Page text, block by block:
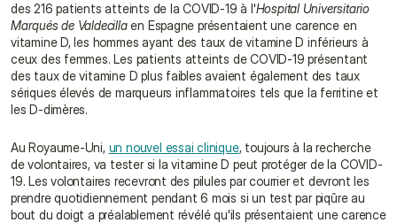
des 216 patients atteints de la COVID-19 à l'Hospital Universitario
Marqués de Valdecilla en Espagne présentaient une carence en
vitamine D, les hommes ayant des taux de vitamine D inférieurs à
ceux des femmes. Les patients atteints de COVID-19 présentant
des taux de vitamine D plus faibles avaient également des taux
sériques élevés de marqueurs inflammatoires tels que la ferritine et
les D-dimères.
Au Royaume-Uni, un nouvel essai clinique, toujours à la recherche
de volontaires, va tester si la vitamine D peut protéger de la COVID-
19. Les volontaires recevront des pilules par courrier et devront les
prendre quotidiennement pendant 6 mois si un test par piqûre au
bout du doigt a préalablement révélé qu'ils présentaient une carence